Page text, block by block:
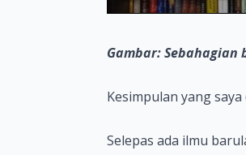
Gambar: Sebahagian
Kesimpulan yang saya
Selepas ada ilmu